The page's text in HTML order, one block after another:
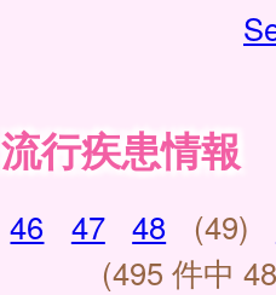
流行疾患情報
46 47 48 (49)
(495 件中